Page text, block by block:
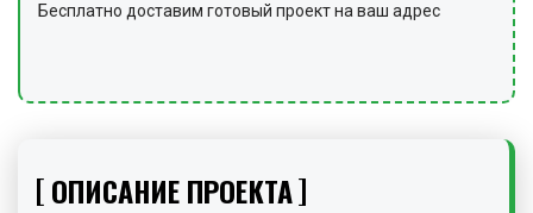
Бесплатно доставим готовый проект на ваш адрес
ОПИСАНИЕ ПРОЕКТА